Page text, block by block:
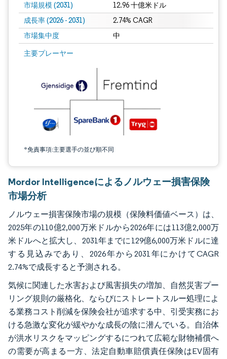
市場規模 (2031) 12.96 十億米ドル
成長率 (2026 - 2031) 2.74% CAGR
市場集中度 中
主要プレーヤー
*免責事項:主要選手の並び順不同
画像 © Mordor Intelligence。再利用にはCC BY 4.0の表示が必要です。
Mordor Intelligenceによるノルウェー損害保険
市場分析
ノルウェー損害保険市場の規模（保険料価値ベース）は、
2025年の110億2,000万米ドルから2026年には113億2,000万
米ドルへと拡大し、2031年までに129億6,000万米ドルに達
する見込みであり、2026年から2031年にかけてCAGR
2.74%で成長すると予測される。
気候に関連した水害および風害損失の増加、自然災害プー
リング規則の厳格化、ならびにストレートスルー処理によ
る業務コスト削減を保険会社が追求する中、引受実務にお
ける急激な変化が緩やかな成長の陰に潜んでいる。自治体
が洪水リスクをマッピングするにつれて広範な財物補償へ
の需要が高まる一方、法定自動車賠償責任保険はEV固有